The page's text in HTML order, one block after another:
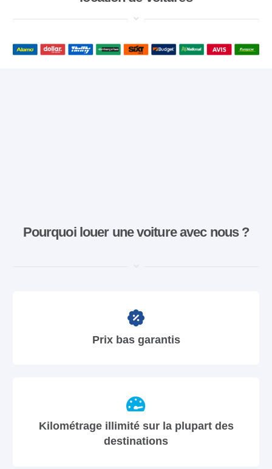
Pourquoi louer une voiture avec nous ?
Prix bas garantis
Kilométrage illimité sur la plupart des
destinations